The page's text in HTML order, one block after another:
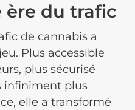
ère du trafic
de cannabis a
Plus accessible
plus sécurisé
infiniment plus
elle a transformé